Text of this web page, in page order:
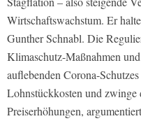
Wirtschaftswachstum. Er
Gunther Schnabl. Die
Klimaschutz-Maßnahmen
auflebenden Corona-
Lohnstückkosten und zwinge
Preiserhöhungen,